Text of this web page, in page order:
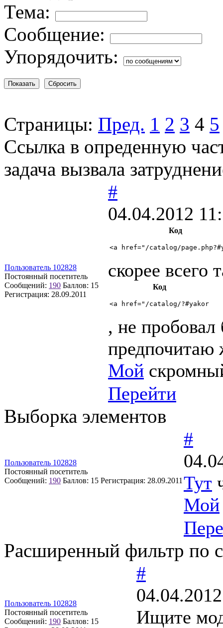
Тема:
Сообщение:
Упорядочить:
Страницы: Пред. 1 2 3 4 5
Ссылка в опреденную
задача вызвала
Пользователь 102828
Постоянный посетитель
Сообщений: 190 Баллов: 15
Регистрация: 28.09.2011
#
04.04.2012
Код
<a href="/catalog/
скорее всего
Код
<a href="/catalog/?#yakor
, не пробовал
предпочитаю
Мой
Перейти
Выборка элементов
Пользователь 102828
Постоянный посетитель
Сообщений: 190 Баллов: 15 Регистрация: 28.09.2011
#
Тут
Мой
Расширенный фильтр по
Пользователь 102828
Постоянный посетитель
Сообщений: 190 Баллов: 15
#
Ищите